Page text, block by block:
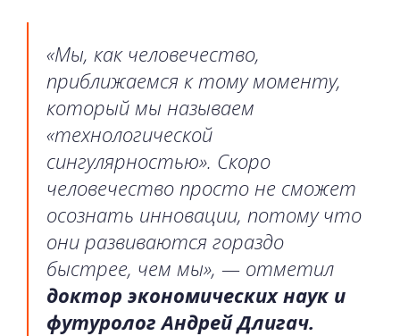
«Мы, как человечество,
приближаемся к тому моменту,
который мы называем
«технологической
сингулярностью». Скоро
человечество просто не сможет
осознать инновации, потому что
они развиваются гораздо
быстрее, чем мы», — отметил
доктор экономических наук и
футуролог Андрей Длигач.